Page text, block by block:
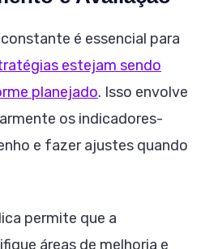
é essencial para
estejam sendo
planejado. Isso envolve
os indicadores-
e fazer ajustes quando
permite que a
áreas de melhoria e